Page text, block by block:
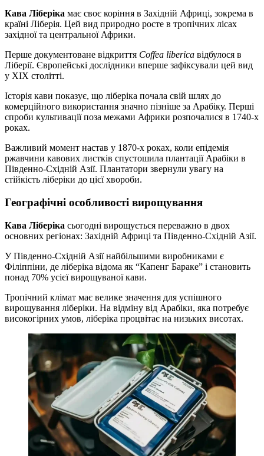
Кава Ліберіка має своє коріння в Західній Африці, зокрема в
країні Ліберія. Цей вид природно росте в тропічних лісах
західної та центральної Африки.
Перше документоване відкриття Coffea liberica відбулося в
Ліберії. Європейські дослідники вперше зафіксували цей вид
у XIX столітті.
Історія кави показує, що ліберіка почала свій шлях до
комерційного використання значно пізніше за Арабіку. Перші
спроби культивації поза межами Африки розпочалися в 1740-х
роках.
Важливий момент настав у 1870-х роках, коли епідемія
ржавчини кавових листків спустошила плантації Арабіки в
Південно-Східній Азії. Плантатори звернули увагу на
стійкість ліберіки до цієї хвороби.
Географічні особливості вирощування
Кава Ліберіка сьогодні вирощується переважно в двох
основних регіонах: Західній Африці та Південно-Східній Азії.
У Південно-Східній Азії найбільшими виробниками є
Філіппіни, де ліберіка відома як “Капенг Бараке” і становить
понад 70% усієї вирощуваної кави.
Тропічний клімат має велике значення для успішного
вирощування ліберіки. На відміну від Арабіки, яка потребує
високогірних умов, ліберіка процвітає на низьких висотах.